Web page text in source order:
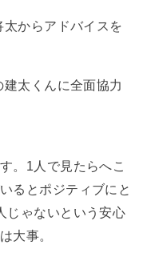
からアドバイスを
太くんに全面協力
。1人で見たらへこ
るとポジティブにと
じゃないという安心
大事。